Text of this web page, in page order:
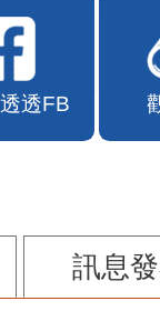
透FB
訊息